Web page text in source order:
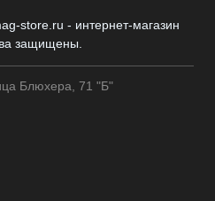
store.ru - интернет-магазин
защищены.
Блюхера, 71 "Б"